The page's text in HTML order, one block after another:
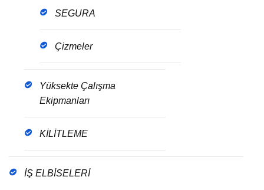
SEGURA
Çizmeler
Yüksekte Çalışma
Ekipmanları
KİLİTLEME
İŞ ELBİSELERİ